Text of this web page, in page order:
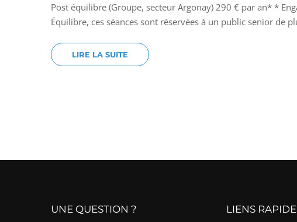
Post équilibre (Groupe, secteur Argonay) 290 € par an* *
Équilibre, ces séances sont réservées à un public senior de
LIRE LA SUITE
UNE QUESTION ? LIENS